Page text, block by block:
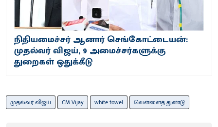
நிதியமைச்சர் ஆனார் செங்கோட்டையன்:
முதல்வர் விஜய், 9 அமைச்சர்களுக்கு
துறைகள் ஒதுக்கீடு
முதல்வர் விஜய் CM Vijay white towel வெள்ளைத் துண்டு